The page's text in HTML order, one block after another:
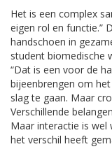
Het is een complex
eigen rol en functie.”
handschoen in
student biomedische
“Dat is een voor de
bijeenbrengen om
slag te gaan. Maar
Verschillende
Maar interactie is wel
het verschil heeft